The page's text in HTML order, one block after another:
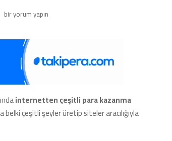
Sosyal
OnlyFans
Hesabından
Para
Kazandığını
Açıkladı
için
bir yorum yapın
internetten çeşitli para kazanma
çeşitli şeyler üretip siteler aracılığıyla